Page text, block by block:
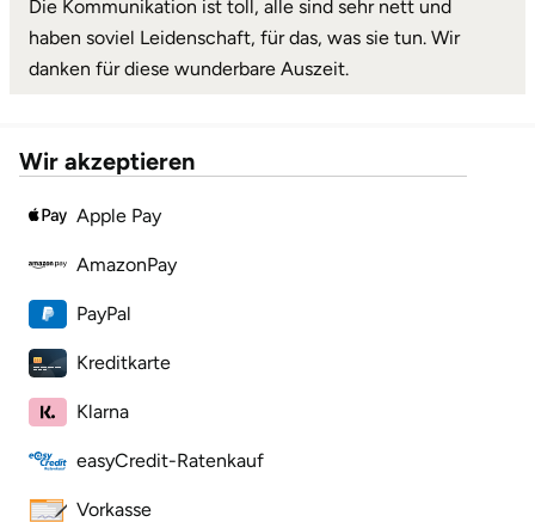
Die Kommunikation ist toll, alle sind sehr nett und
haben soviel Leidenschaft, für das, was sie tun. Wir
danken für diese wunderbare Auszeit.
Wir akzeptieren
Apple Pay
AmazonPay
PayPal
Kreditkarte
Klarna
easyCredit-Ratenkauf
Vorkasse